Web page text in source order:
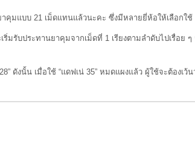
แบบ 21 เม็ดแทนแล้วนะคะ ซึ่งมีหลายยี่ห้อให้เลือกใช้
บประทานยาคุมจากเม็ดที่ 1 เรียงตามลำดับไปเรื่อย ๆ
งนั้น เมื่อใช้ “แดฟเน่ 35” หมดแผงแล้ว ผู้ใช้จะต้องเว้น